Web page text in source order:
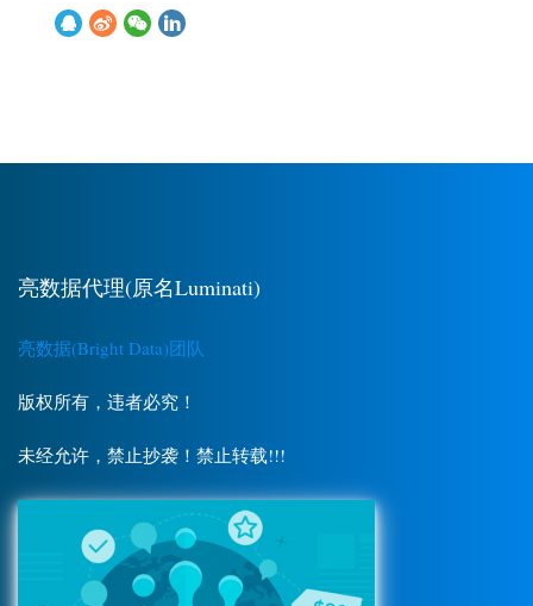
亮数据代理(原名Luminati)
亮数据(Bright Data)团队
版权所有，违者必究！
未经允许，禁止抄袭！禁止转载!!!